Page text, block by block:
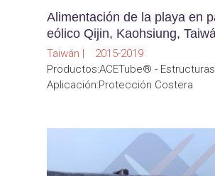
Alimentación de la playa en
eólico Qijin, Kaohsiung,
Taiwán | 2015-2019
Productos:ACETube® -
Aplicación:Protección Costera